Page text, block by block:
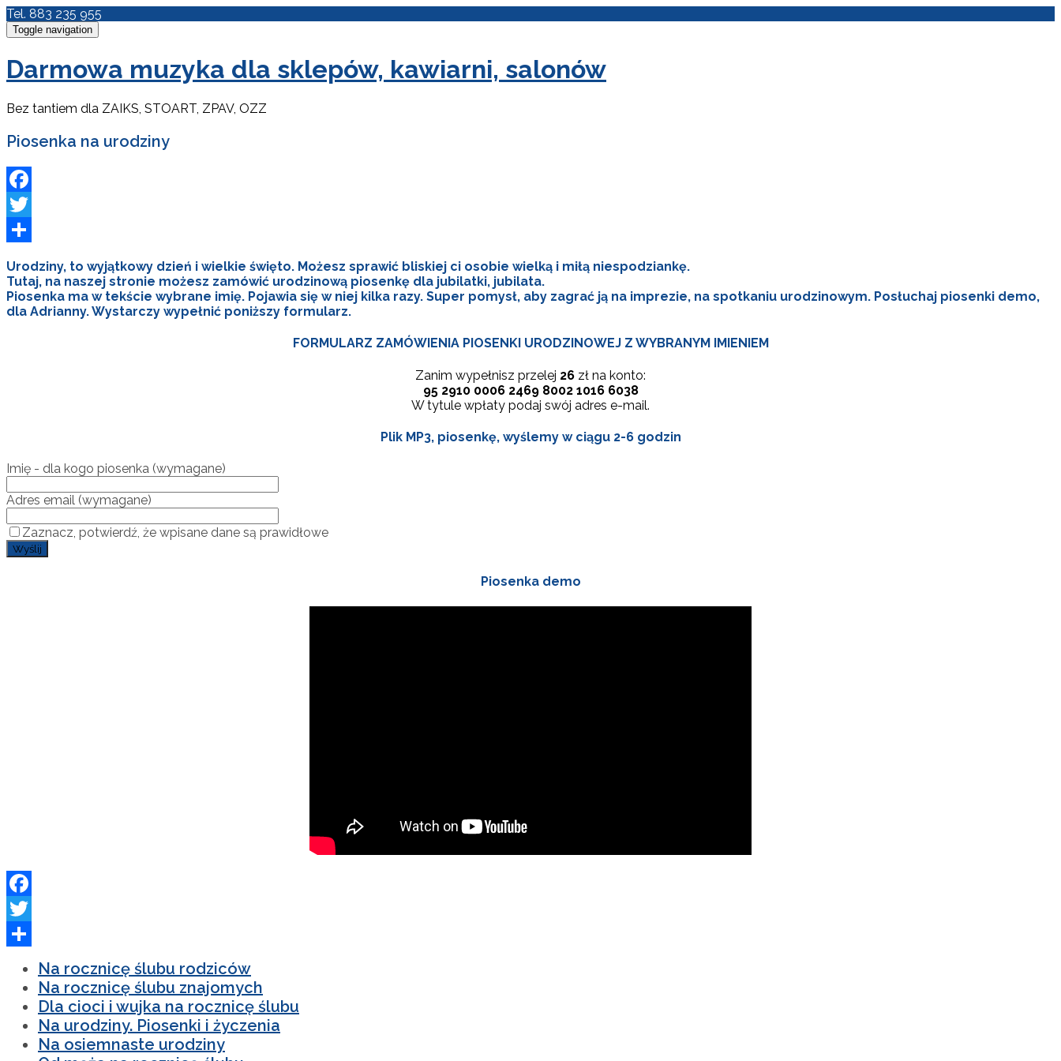
Tel. 883 235 955
Toggle navigation
Darmowa muzyka dla sklepów, kawiarni, salonów
Bez tantiem dla ZAIKS, STOART, ZPAV, OZZ
Piosenka na urodziny
Facebook
Twitter
się
Urodziny, to wyjątkowy dzień i wielkie święto. Możesz sprawić bliskiej ci osobie wielką i miłą niespodziankę.
Tutaj, na naszej stronie możesz zamówić urodzinową piosenkę dla jubilatki, jubilata.
Piosenka ma w tekście wybrane imię. Pojawia się w niej kilka razy. Super pomysł, aby zagrać ją na imprezie, na spotkaniu urodzinowym. Posłuchaj piosenki demo,
dla Adrianny. Wystarczy wypełnić poniższy formularz.
FORMULARZ ZAMÓWIENIA PIOSENKI URODZINOWEJ Z WYBRANYM IMIENIEM
Zanim wypełnisz przelej 26 zł na konto:
95 2910 0006 2469 8002 1016 6038
W tytule wpłaty podaj swój adres e-mail.
Plik MP3, piosenkę, wyślemy w ciągu 2-6 godzin
Imię - dla kogo piosenka (wymagane)
Adres email (wymagane)
Zaznacz, potwierdź, że wpisane dane są prawidłowe
Piosenka demo
Facebook
Twitter
Na rocznicę ślubu rodziców
Na rocznicę ślubu znajomych
Dla cioci i wujka na rocznicę ślubu
Na urodziny. Piosenki i życzenia
Na osiemnaste urodziny